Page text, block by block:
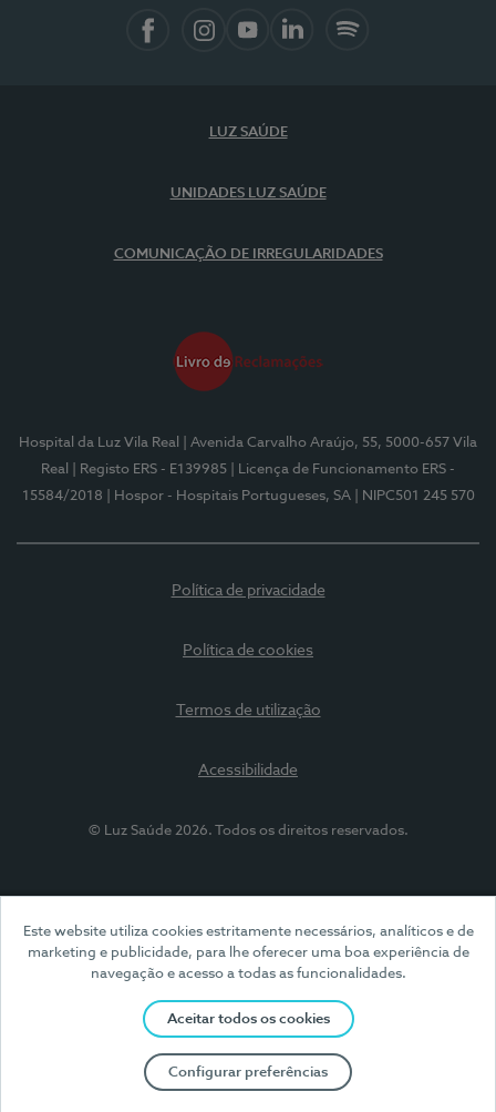
Este website utiliza cookies estritamente necessários, analíticos e de
marketing e publicidade, para lhe oferecer uma boa experiência de
navegação e acesso a todas as funcionalidades.
Aceitar todos os cookies
Configurar preferências
LUZ SAÚDE
UNIDADES LUZ SAÚDE
COMUNICAÇÃO DE IRREGULARIDADES
Hospital da Luz Vila Real
| Avenida Carvalho Araújo, 55, 5000-657 Vila
Real
| Registo ERS - E139985
| Licença de Funcionamento ERS -
15584/2018
| Hospor - Hospitais Portugueses, SA | NIPC501 245 570
Política de privacidade
Política de cookies
Termos de utilização
Acessibilidade
© Luz Saúde 2026. Todos os direitos reservados.